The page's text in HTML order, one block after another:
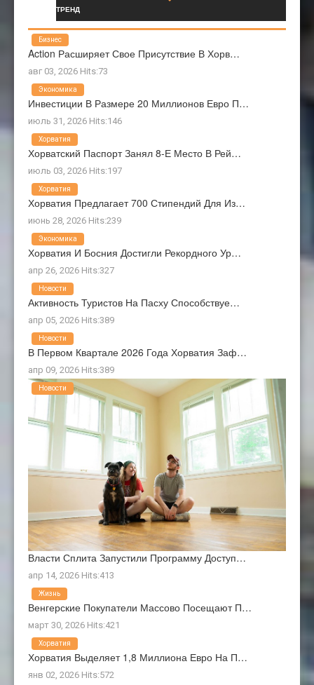
ТРЕНД
Action Расширяет Свое Присутствие В Хорв…
авг 03, 2026 Hits:73
Бизнес
Инвестиции В Размере 20 Миллионов Евро П…
июль 31, 2026 Hits:146
Экономика
Хорватский Паспорт Занял 8-Е Место В Рей…
июль 03, 2026 Hits:197
Хорватия
Хорватия Предлагает 700 Стипендий Для Из…
июнь 28, 2026 Hits:239
Хорватия
Хорватия И Босния Достигли Рекордного Ур…
апр 26, 2026 Hits:327
Экономика
Активность Туристов На Пасху Способствуе…
апр 05, 2026 Hits:389
Новости
В Первом Квартале 2026 Года Хорватия Заф…
апр 09, 2026 Hits:389
Новости
Власти Сплита Запустили Программу Доступ…
апр 14, 2026 Hits:413
Новости
Венгерские Покупатели Массово Посещают П…
март 30, 2026 Hits:421
Жизнь
Хорватия Выделяет 1,8 Миллиона Евро На П…
янв 02, 2026 Hits:572
Хорватия